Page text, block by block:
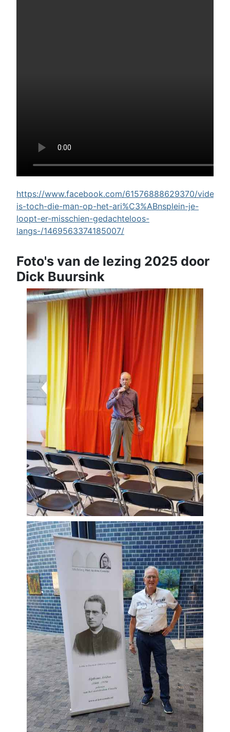
https://www.facebook.com/61576888629370/videos/
is-toch-die-man-op-het-ari%C3%ABnsplein-je-
loopt-er-misschien-gedachteloos-
langs-/1469563374185007/
Foto's van de lezing 2025 door
Dick Buursink